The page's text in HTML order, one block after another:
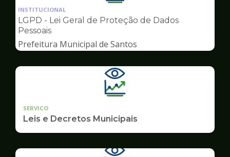
da
pagina
Transparência
INSTITUCIONAL
LGPD - Lei Geral de Proteção de Dados
Pessoais
Prefeitura Municipal de Santos
SERVICO
Leis e Decretos Municipais